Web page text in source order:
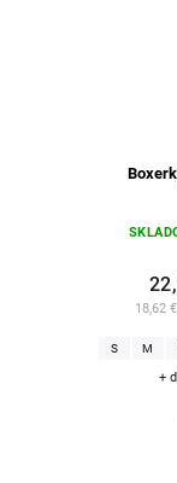
18,62
S M
+